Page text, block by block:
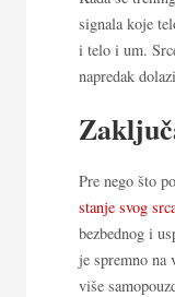
signala koje
i telo i um.
napredak
Pre nego što
stanje svog
bezbednog i
je spremno na
više